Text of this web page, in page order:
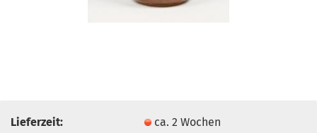
Lieferzeit: ca. 2 Wochen